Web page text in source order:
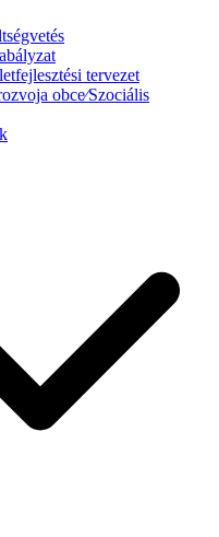
tervezet
obce⁄Szociális